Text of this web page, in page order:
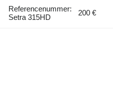
Referencenummer:
Setra 315HD
200 €